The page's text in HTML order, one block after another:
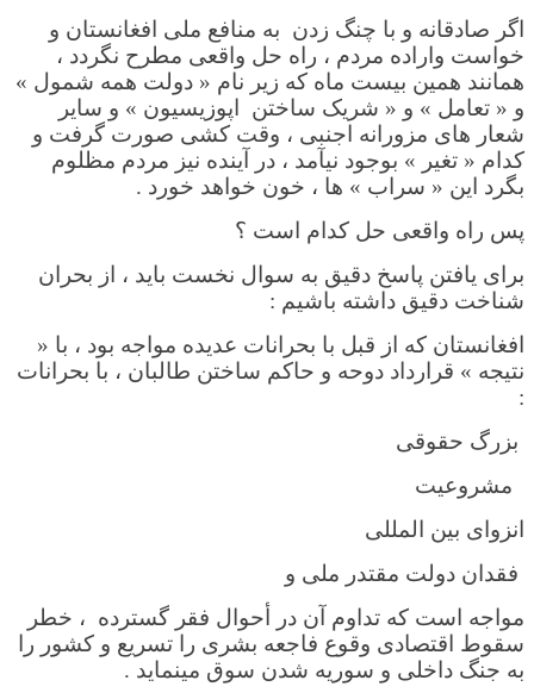
اگر صادقانه و با چنگ زدن به منافع ملی افغانستان و
خواست واراده مردم ، راه حل واقعی مطرح نگردد ،
همانند همین بیست ماه که زیر نام « دولت همه شمول »
و « تعامل » و « شریک ساختن اپوزیسیون » و سایر
شعار های مزورانه اجنبی ، وقت کشی صورت گرفت و
کدام « تغیر » بوجود نیآمد ، در آینده نیز مردم مظلوم
بگرد این « سراب » ها ، خون خواهد خورد .
پس راه واقعی حل کدام است ؟
برای یافتن پاسخ دقیق به سوال نخست باید ، از بحران
شناخت دقیق داشته باشیم :
افغانستان که از قبل با بحرانات عدیده مواجه بود ، با «
نتیجه » قرارداد دوحه و حاکم ساختن طالبان ، با بحرانات
:
بزرگ حقوقی
مشروعیت
انزوای بین المللی
فقدان دولت مقتدر ملی و
مواجه است که تداوم آن در أحوال فقر گسترده ، خطر
سقوط اقتصادی وقوع فاجعه بشری را تسریع و کشور را
به جنگ داخلی و سوریه شدن سوق مینماید .